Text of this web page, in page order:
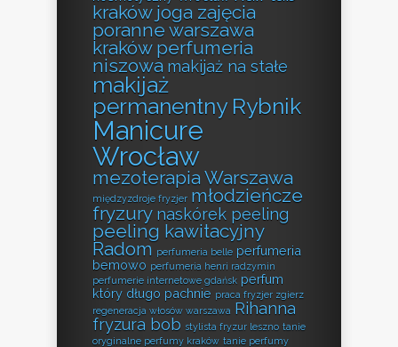
kraków joga zajęcia
poranne warszawa
kraków perfumeria
niszowa makijaż na stałe
makijaż
permanentny Rybnik
Manicure
Wrocław
mezoterapia Warszawa
międzyzdroje fryzjer młodzieńcze
fryzury naskórek peeling
peeling kawitacyjny
Radom perfumeria belle perfumeria
bemowo perfumeria henri radzymin
perfumerie internetowe gdańsk perfum
który długo pachnie praca fryzjer zgierz
regeneracja włosów warszawa Rihanna
fryzura bob stylista fryzur leszno tanie
oryginalne perfumy kraków tanie perfumy